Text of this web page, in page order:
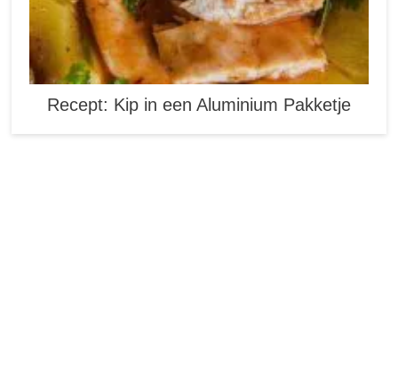
Recept: Kip in een Aluminium Pakketje